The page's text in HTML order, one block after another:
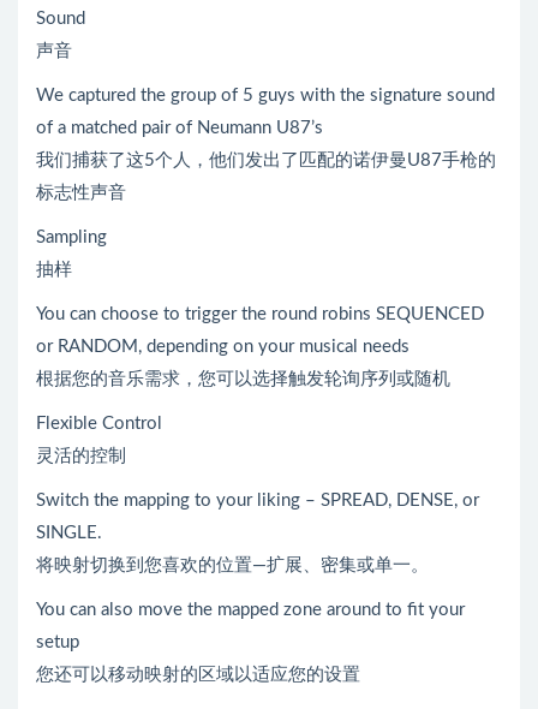
Sound
声音
We captured the group of 5 guys with the signature sound
of a matched pair of Neumann U87’s
我们捕获了这5个人，他们发出了匹配的诺伊曼U87手枪的
标志性声音
Sampling
抽样
You can choose to trigger the round robins SEQUENCED
or RANDOM, depending on your musical needs
根据您的音乐需求，您可以选择触发轮询序列或随机
Flexible Control
灵活的控制
Switch the mapping to your liking – SPREAD, DENSE, or
SINGLE.
将映射切换到您喜欢的位置—扩展、密集或单一。
You can also move the mapped zone around to fit your
setup
您还可以移动映射的区域以适应您的设置